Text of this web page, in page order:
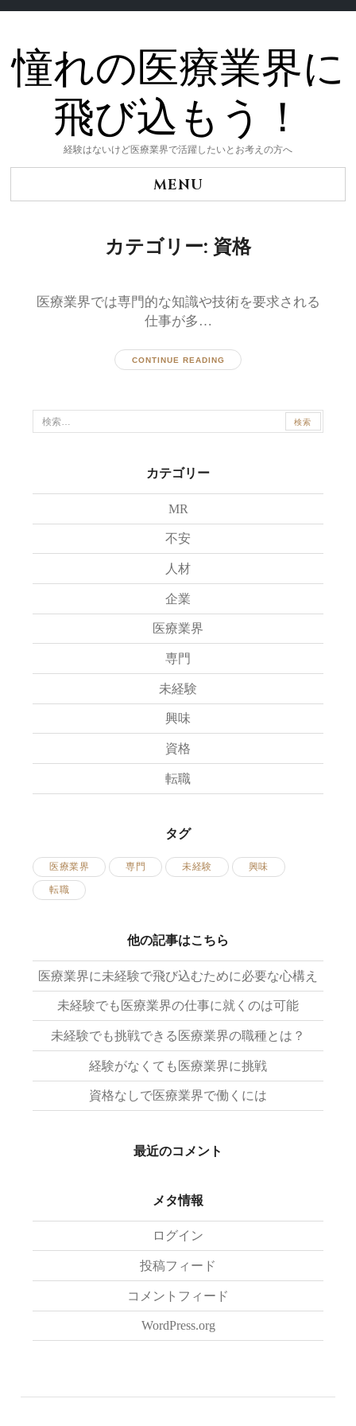
Skip
to
content
憧れの医療業界に
飛び込もう！
経験はないけど医療業界で活躍したいとお考えの方へ
MENU
カテゴリー: 資格
医療業界では専門的な知識や技術を要求される
仕事が多…
CONTINUE READING
索:
カテゴリー
MR
不安
人材
企業
医療業界
専門
未経験
興味
資格
転職
タグ
医療業界 専門 未経験 興味
転職
他の記事はこちら
医療業界に未経験で飛び込むために必要な心構え
未経験でも医療業界の仕事に就くのは可能
未経験でも挑戦できる医療業界の職種とは？
経験がなくても医療業界に挑戦
資格なしで医療業界で働くには
最近のコメント
メタ情報
ログイン
投稿フィード
コメントフィード
WordPress.org